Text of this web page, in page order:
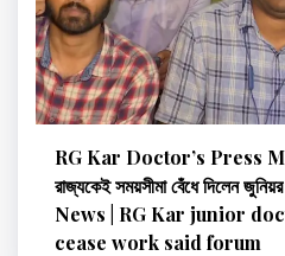
RG Kar Doctor’s Press Meet:
রাজ্যকেই সময়সীমা বেঁধে দিলেন
News | RG Kar junior
cease work said forum